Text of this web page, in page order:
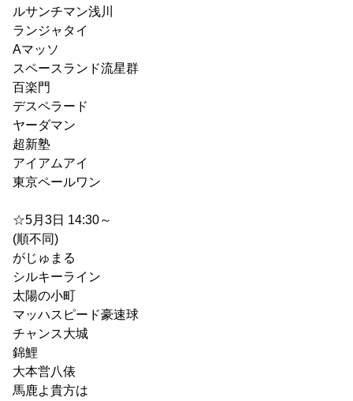
ルサンチマン浅川
ランジャタイ
Aマッソ
スペースランド流星群
百楽門
デスペラード
ヤーダマン
超新塾
アイアムアイ
東京ペールワン
☆5月3日 14:30～
(順不同)
がじゅまる
シルキーライン
太陽の小町
マッハスピード豪速球
チャンス大城
錦鯉
大本営八俵
馬鹿よ貴方は